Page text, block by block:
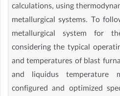
calculations, using
metallurgical systems. To
metallurgical system for
considering the typical
and temperatures of blast
and liquidus temperature
configured and optimized